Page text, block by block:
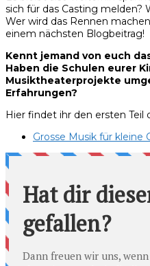
sich für das Casting melden?
Wer wird das Rennen
einem nächsten Blogbeitrag!
Kennt jemand von euch
Haben die Schulen eurer
Musiktheaterprojekte
Erfahrungen?
Hier findet ihr den ersten Teil
Grosse Musik für kleine